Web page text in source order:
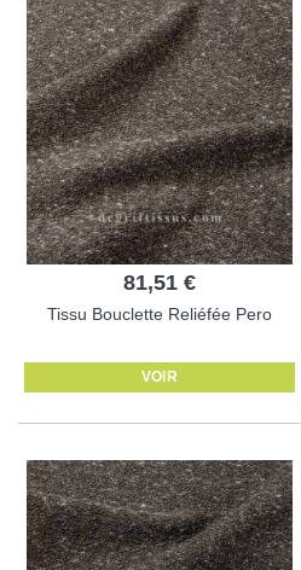
81,51 €
Tissu Bouclette Reliéfée Pero
VOIR